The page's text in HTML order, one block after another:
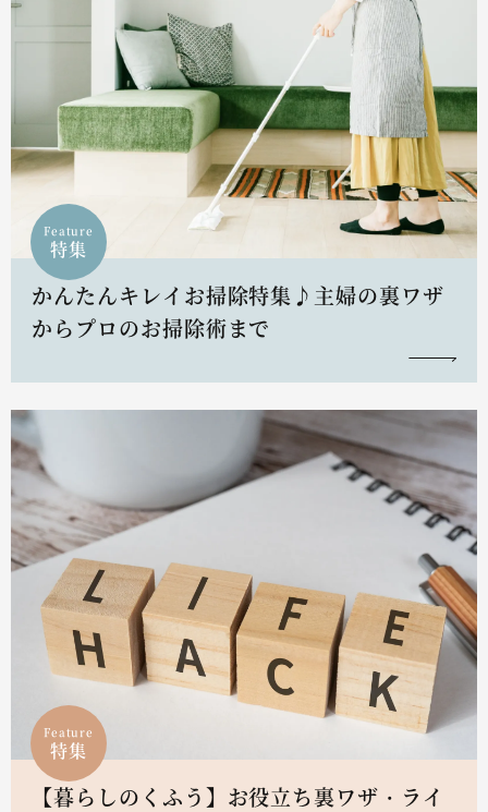
Feature
特集
かんたんキレイお掃除特集♪主婦の裏ワザ
からプロのお掃除術まで
Feature
特集
【暮らしのくふう】お役立ち裏ワザ・ライ